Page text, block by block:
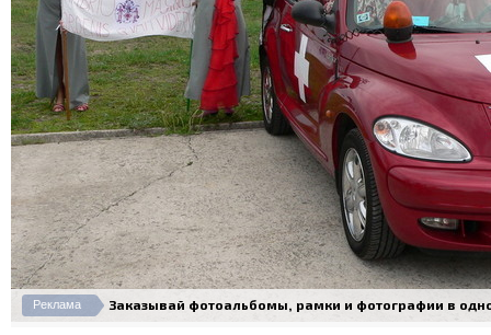
Реклама Заказывай фотоальбомы, рамки и фотографии в